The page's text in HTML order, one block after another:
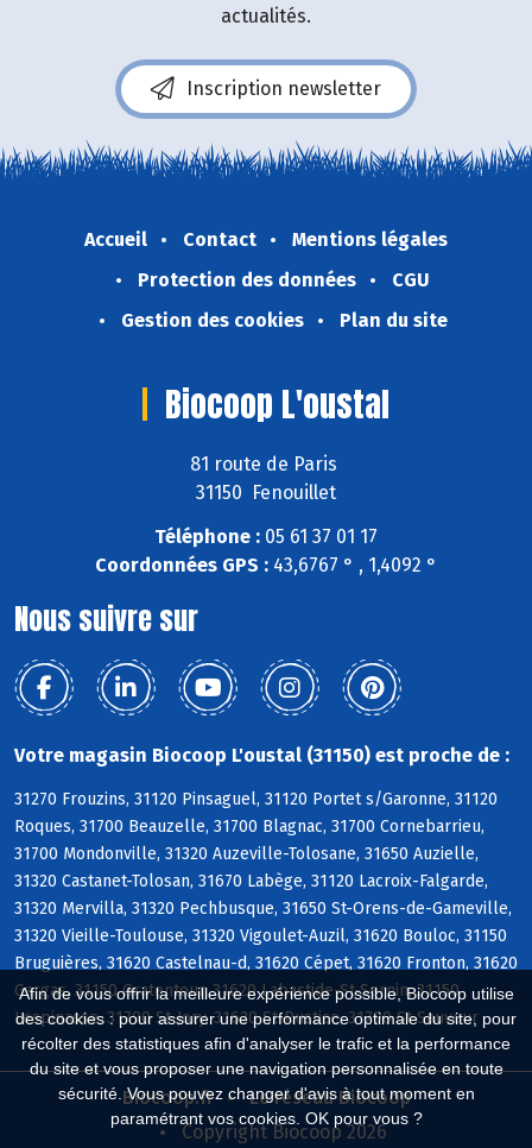
Afin de vous offrir la meilleure expérience possible, Biocoop utilise
des cookies : pour assurer une performance optimale du site, pour
récolter des statistiques afin d'analyser le trafic et la performance
du site et vous proposer une navigation personnalisée en toute
sécurité. Vous pouvez changer d'avis à tout moment en
paramétrant vos cookies. OK pour vous ?
actualités.
Inscription newsletter
Accueil Contact
Mentions légales
Protection des données
CGU
Gestion des cookies
Plan du site
Biocoop L'oustal
81 route de Paris
31150 Fenouillet
Téléphone : 05 61 37 01 17
Coordonnées GPS : 43,6767 ° , 1,4092 °
Nous suivre sur
Votre magasin Biocoop L'oustal (31150) est proche de :
31270 Frouzins, 31120 Pinsaguel, 31120 Portet s/Garonne, 31120
Roques, 31700 Beauzelle, 31700 Blagnac, 31700 Cornebarrieu,
31700 Mondonville, 31320 Auzeville-Tolosane, 31650 Auzielle,
31320 Castanet-Tolosan, 31670 Labège, 31120 Lacroix-Falgarde,
31320 Mervilla, 31320 Pechbusque, 31650 St-Orens-de-Gameville,
31320 Vieille-Toulouse, 31320 Vigoulet-Auzil, 31620 Bouloc, 31150
Bruguières, 31620 Castelnau-d, 31620 Cépet, 31620 Fronton, 31620
Gargas, 31150 Gratentour, 31620 Labastide-St-Sernin, 31150
Lespinasse, 31790 St-Jory, 31620 St-Rustice, 31790 St-Sauveur
Biocoop.fr
Le réseau Biocoop
Copyright Biocoop 2026